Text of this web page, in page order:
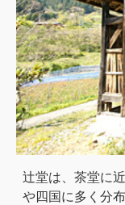
辻堂は、茶堂に
や四国に多く分